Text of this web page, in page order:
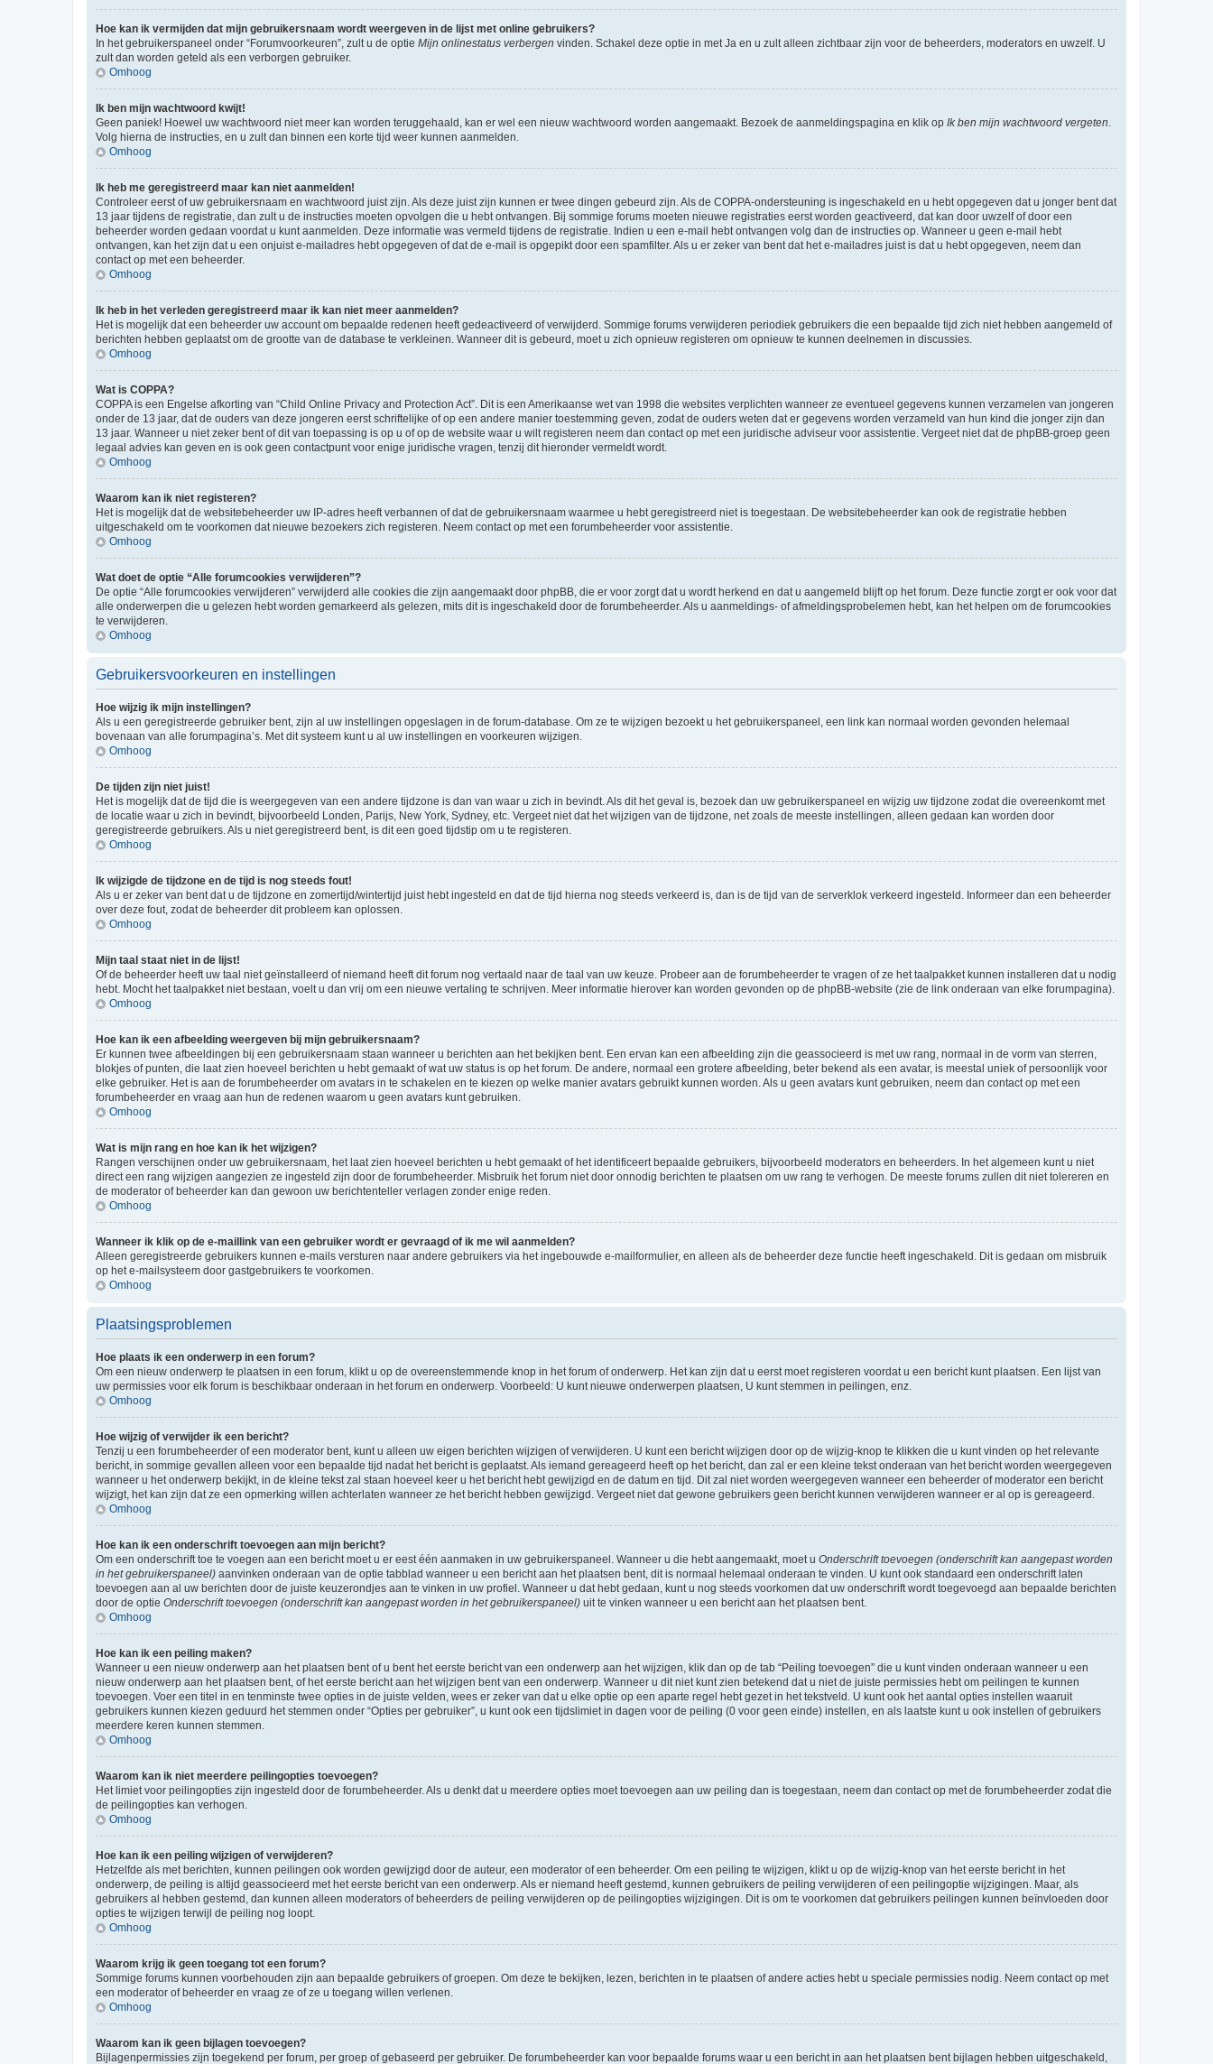
Hoe kan ik vermijden dat mijn gebruikersnaam wordt weergeven in de lijst met online gebruikers?
In het gebruikerspaneel onder “Forumvoorkeuren”, zult u de optie Mijn onlinestatus verbergen vinden. Schakel deze optie in met Ja en u zult alleen zichtbaar zijn voor de beheerders, moderators en uwzelf. U
zult dan worden geteld als een verborgen gebruiker.
Omhoog
Ik ben mijn wachtwoord kwijt!
Geen paniek! Hoewel uw wachtwoord niet meer kan worden teruggehaald, kan er wel een nieuw wachtwoord worden aangemaakt. Bezoek de aanmeldingspagina en klik op Ik ben mijn wachtwoord vergeten
Volg hierna de instructies, en u zult dan binnen een korte tijd weer kunnen aanmelden.
Omhoog
Ik heb me geregistreerd maar kan niet aanmelden!
Controleer eerst of uw gebruikersnaam en wachtwoord juist zijn. Als deze juist zijn kunnen er twee dingen gebeurd zijn. Als de COPPA-ondersteuning is ingeschakeld en u hebt opgegeven dat u jonger bent dat
13 jaar tijdens de registratie, dan zult u de instructies moeten opvolgen die u hebt ontvangen. Bij sommige forums moeten nieuwe registraties eerst worden geactiveerd, dat kan door uwzelf of door een
beheerder worden gedaan voordat u kunt aanmelden. Deze informatie was vermeld tijdens de registratie. Indien u een e-mail hebt ontvangen volg dan de instructies op. Wanneer u geen e-mail hebt
ontvangen, kan het zijn dat u een onjuist e-mailadres hebt opgegeven of dat de e-mail is opgepikt door een spamfilter. Als u er zeker van bent dat het e-mailadres juist is dat u hebt opgegeven, neem dan
contact op met een beheerder.
Omhoog
Ik heb in het verleden geregistreerd maar ik kan niet meer aanmelden?
Het is mogelijk dat een beheerder uw account om bepaalde redenen heeft gedeactiveerd of verwijderd. Sommige forums verwijderen periodiek gebruikers die een bepaalde tijd zich niet hebben aangemeld of
berichten hebben geplaatst om de grootte van de database te verkleinen. Wanneer dit is gebeurd, moet u zich opnieuw registeren om opnieuw te kunnen deelnemen in discussies.
Omhoog
Wat is COPPA?
COPPA is een Engelse afkorting van “Child Online Privacy and Protection Act”. Dit is een Amerikaanse wet van 1998 die websites verplichten wanneer ze eventueel gegevens kunnen verzamelen van jongeren
onder de 13 jaar, dat de ouders van deze jongeren eerst schriftelijke of op een andere manier toestemming geven, zodat de ouders weten dat er gegevens worden verzameld van hun kind die jonger zijn dan
13 jaar. Wanneer u niet zeker bent of dit van toepassing is op u of op de website waar u wilt registeren neem dan contact op met een juridische adviseur voor assistentie. Vergeet niet dat de phpBB-groep geen
legaal advies kan geven en is ook geen contactpunt voor enige juridische vragen, tenzij dit hieronder vermeldt wordt.
Omhoog
Waarom kan ik niet registeren?
Het is mogelijk dat de websitebeheerder uw IP-adres heeft verbannen of dat de gebruikersnaam waarmee u hebt geregistreerd niet is toegestaan. De websitebeheerder kan ook de registratie hebben
uitgeschakeld om te voorkomen dat nieuwe bezoekers zich registeren. Neem contact op met een forumbeheerder voor assistentie.
Omhoog
Wat doet de optie “Alle forumcookies verwijderen”?
De optie “Alle forumcookies verwijderen” verwijderd alle cookies die zijn aangemaakt door phpBB, die er voor zorgt dat u wordt herkend en dat u aangemeld blijft op het forum. Deze functie zorgt er ook voor dat
alle onderwerpen die u gelezen hebt worden gemarkeerd als gelezen, mits dit is ingeschakeld door de forumbeheerder. Als u aanmeldings- of afmeldingsprobelemen hebt, kan het helpen om de forumcookies
te verwijderen.
Omhoog
Gebruikersvoorkeuren en instellingen
Hoe wijzig ik mijn instellingen?
Als u een geregistreerde gebruiker bent, zijn al uw instellingen opgeslagen in de forum-database. Om ze te wijzigen bezoekt u het gebruikerspaneel, een link kan normaal worden gevonden helemaal
bovenaan van alle forumpagina’s. Met dit systeem kunt u al uw instellingen en voorkeuren wijzigen.
Omhoog
De tijden zijn niet juist!
Het is mogelijk dat de tijd die is weergegeven van een andere tijdzone is dan van waar u zich in bevindt. Als dit het geval is, bezoek dan uw gebruikerspaneel en wijzig uw tijdzone zodat die overeenkomt met
de locatie waar u zich in bevindt, bijvoorbeeld Londen, Parijs, New York, Sydney, etc. Vergeet niet dat het wijzigen van de tijdzone, net zoals de meeste instellingen, alleen gedaan kan worden door
geregistreerde gebruikers. Als u niet geregistreerd bent, is dit een goed tijdstip om u te registeren.
Omhoog
Ik wijzigde de tijdzone en de tijd is nog steeds fout!
Als u er zeker van bent dat u de tijdzone en zomertijd/wintertijd juist hebt ingesteld en dat de tijd hierna nog steeds verkeerd is, dan is de tijd van de serverklok verkeerd ingesteld. Informeer dan een beheerder
over deze fout, zodat de beheerder dit probleem kan oplossen.
Omhoog
Mijn taal staat niet in de lijst!
Of de beheerder heeft uw taal niet geïnstalleerd of niemand heeft dit forum nog vertaald naar de taal van uw keuze. Probeer aan de forumbeheerder te vragen of ze het taalpakket kunnen installeren dat u nodig
hebt. Mocht het taalpakket niet bestaan, voelt u dan vrij om een nieuwe vertaling te schrijven. Meer informatie hierover kan worden gevonden op de phpBB-website (zie de link onderaan van elke forumpagina).
Omhoog
Hoe kan ik een afbeelding weergeven bij mijn gebruikersnaam?
Er kunnen twee afbeeldingen bij een gebruikersnaam staan wanneer u berichten aan het bekijken bent. Een ervan kan een afbeelding zijn die geassocieerd is met uw rang, normaal in de vorm van sterren,
blokjes of punten, die laat zien hoeveel berichten u hebt gemaakt of wat uw status is op het forum. De andere, normaal een grotere afbeelding, beter bekend als een avatar, is meestal uniek of persoonlijk voor
elke gebruiker. Het is aan de forumbeheerder om avatars in te schakelen en te kiezen op welke manier avatars gebruikt kunnen worden. Als u geen avatars kunt gebruiken, neem dan contact op met een
forumbeheerder en vraag aan hun de redenen waarom u geen avatars kunt gebruiken.
Omhoog
Wat is mijn rang en hoe kan ik het wijzigen?
Rangen verschijnen onder uw gebruikersnaam, het laat zien hoeveel berichten u hebt gemaakt of het identificeert bepaalde gebruikers, bijvoorbeeld moderators en beheerders. In het algemeen kunt u niet
direct een rang wijzigen aangezien ze ingesteld zijn door de forumbeheerder. Misbruik het forum niet door onnodig berichten te plaatsen om uw rang te verhogen. De meeste forums zullen dit niet tolereren en
de moderator of beheerder kan dan gewoon uw berichtenteller verlagen zonder enige reden.
Omhoog
Wanneer ik klik op de e-maillink van een gebruiker wordt er gevraagd of ik me wil aanmelden?
Alleen geregistreerde gebruikers kunnen e-mails versturen naar andere gebruikers via het ingebouwde e-mailformulier, en alleen als de beheerder deze functie heeft ingeschakeld. Dit is gedaan om misbruik
op het e-mailsysteem door gastgebruikers te voorkomen.
Omhoog
Plaatsingsproblemen
Hoe plaats ik een onderwerp in een forum?
Om een nieuw onderwerp te plaatsen in een forum, klikt u op de overeenstemmende knop in het forum of onderwerp. Het kan zijn dat u eerst moet registeren voordat u een bericht kunt plaatsen. Een lijst van
uw permissies voor elk forum is beschikbaar onderaan in het forum en onderwerp. Voorbeeld: U kunt nieuwe onderwerpen plaatsen, U kunt stemmen in peilingen, enz.
Omhoog
Hoe wijzig of verwijder ik een bericht?
Tenzij u een forumbeheerder of een moderator bent, kunt u alleen uw eigen berichten wijzigen of verwijderen. U kunt een bericht wijzigen door op de wijzig-knop te klikken die u kunt vinden op het relevante
bericht, in sommige gevallen alleen voor een bepaalde tijd nadat het bericht is geplaatst. Als iemand gereageerd heeft op het bericht, dan zal er een kleine tekst onderaan van het bericht worden weergegeven
wanneer u het onderwerp bekijkt, in de kleine tekst zal staan hoeveel keer u het bericht hebt gewijzigd en de datum en tijd. Dit zal niet worden weergegeven wanneer een beheerder of moderator een bericht
wijzigt, het kan zijn dat ze een opmerking willen achterlaten wanneer ze het bericht hebben gewijzigd. Vergeet niet dat gewone gebruikers geen bericht kunnen verwijderen wanneer er al op is gereageerd.
Omhoog
Hoe kan ik een onderschrift toevoegen aan mijn bericht?
Om een onderschrift toe te voegen aan een bericht moet u er eest één aanmaken in uw gebruikerspaneel. Wanneer u die hebt aangemaakt, moet u Onderschrift toevoegen (onderschrift kan aangepast worden
in het gebruikerspaneel) aanvinken onderaan van de optie tabblad wanneer u een bericht aan het plaatsen bent, dit is normaal helemaal onderaan te vinden. U kunt ook standaard een onderschrift laten
toevoegen aan al uw berichten door de juiste keuzerondjes aan te vinken in uw profiel. Wanneer u dat hebt gedaan, kunt u nog steeds voorkomen dat uw onderschrift wordt toegevoegd aan bepaalde berichten
door de optie Onderschrift toevoegen (onderschrift kan aangepast worden in het gebruikerspaneel) uit te vinken wanneer u een bericht aan het plaatsen bent.
Omhoog
Hoe kan ik een peiling maken?
Wanneer u een nieuw onderwerp aan het plaatsen bent of u bent het eerste bericht van een onderwerp aan het wijzigen, klik dan op de tab “Peiling toevoegen” die u kunt vinden onderaan wanneer u een
nieuw onderwerp aan het plaatsen bent, of het eerste bericht aan het wijzigen bent van een onderwerp. Wanneer u dit niet kunt zien betekend dat u niet de juiste permissies hebt om peilingen te kunnen
toevoegen. Voer een titel in en tenminste twee opties in de juiste velden, wees er zeker van dat u elke optie op een aparte regel hebt gezet in het tekstveld. U kunt ook het aantal opties instellen waaruit
gebruikers kunnen kiezen geduurd het stemmen onder “Opties per gebruiker”, u kunt ook een tijdslimiet in dagen voor de peiling (0 voor geen einde) instellen, en als laatste kunt u ook instellen of gebruikers
meerdere keren kunnen stemmen.
Omhoog
Waarom kan ik niet meerdere peilingopties toevoegen?
Het limiet voor peilingopties zijn ingesteld door de forumbeheerder. Als u denkt dat u meerdere opties moet toevoegen aan uw peiling dan is toegestaan, neem dan contact op met de forumbeheerder zodat die
de peilingopties kan verhogen.
Omhoog
Hoe kan ik een peiling wijzigen of verwijderen?
Hetzelfde als met berichten, kunnen peilingen ook worden gewijzigd door de auteur, een moderator of een beheerder. Om een peiling te wijzigen, klikt u op de wijzig-knop van het eerste bericht in het
onderwerp, de peiling is altijd geassocieerd met het eerste bericht van een onderwerp. Als er niemand heeft gestemd, kunnen gebruikers de peiling verwijderen of een peilingoptie wijzigingen. Maar, als
gebruikers al hebben gestemd, dan kunnen alleen moderators of beheerders de peiling verwijderen op de peilingopties wijzigingen. Dit is om te voorkomen dat gebruikers peilingen kunnen beïnvloeden door
opties te wijzigen terwijl de peiling nog loopt.
Omhoog
Waarom krijg ik geen toegang tot een forum?
Sommige forums kunnen voorbehouden zijn aan bepaalde gebruikers of groepen. Om deze te bekijken, lezen, berichten in te plaatsen of andere acties hebt u speciale permissies nodig. Neem contact op met
een moderator of beheerder en vraag ze of ze u toegang willen verlenen.
Omhoog
Waarom kan ik geen bijlagen toevoegen?
Bijlagenpermissies zijn toegekend per forum, per groep of gebaseerd per gebruiker. De forumbeheerder kan voor bepaalde forums waar u een bericht in aan het plaatsen bent bijlagen hebben uitgeschakeld,